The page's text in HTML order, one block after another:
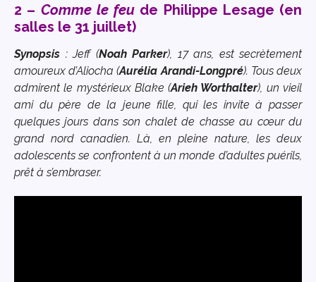
2 – Comme le feu de Philippe Lesage (en
salles le 31 juillet)
Synopsis : Jeff (Noah Parker), 17 ans, est secrètement
amoureux d’Aliocha (Aurélia Arandi-Longpré). Tous deux
admirent le mystérieux Blake (Arieh Worthalter), un vieil
ami du père de la jeune fille, qui les invite à passer
quelques jours dans son chalet de chasse au cœur du
grand nord canadien. Là, en pleine nature, les deux
adolescents se confrontent à un monde d’adultes puérils,
prêt à s’embraser.